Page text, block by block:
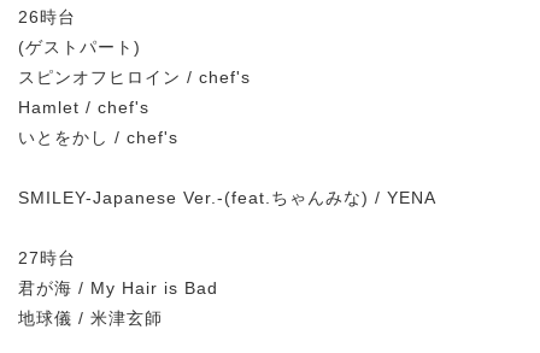
26時台
(ゲストパート)
スピンオフヒロイン / chef's
Hamlet / chef's
いとをかし / chef's
SMILEY-Japanese Ver.-(feat.ちゃんみな) / YENA
27時台
君が海 / My Hair is Bad
地球儀 / 米津玄師